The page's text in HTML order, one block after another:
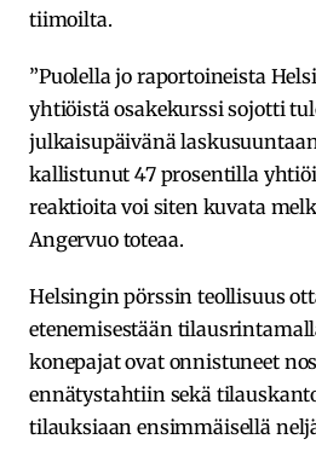
tiimoilta.
”Puolella jo raportoineista
yhtiöistä osakekurssi sojotti
julkaisupäivänä
kallistunut 47 prosentilla
reaktioita voi siten kuvata
Angervuo toteaa.
Helsingin pörssin teollisuus
etenemisestään
konepajat ovat onnistuneet
ennätystahtiin sekä
tilauksiaan ensimmäisellä